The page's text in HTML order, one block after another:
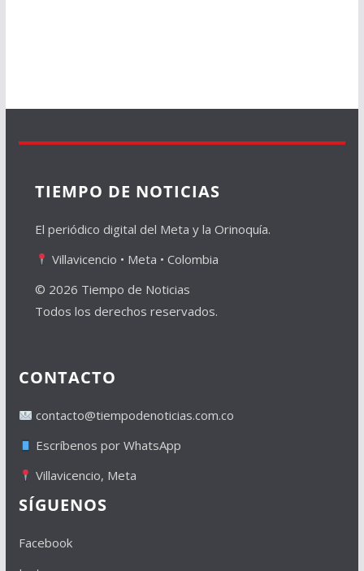
TIEMPO DE NOTICIAS
El periódico digital del Meta y la Orinoquía.
Villavicencio • Meta • Colombia
© 2026 Tiempo de Noticias
Todos los derechos reservados.
CONTACTO
contacto@tiempodenoticias.com.co
Escríbenos por WhatsApp
Villavicencio, Meta
SÍGUENOS
Facebook